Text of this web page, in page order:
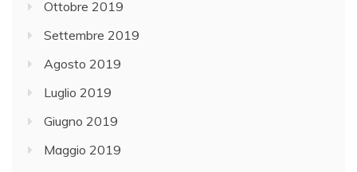
Ottobre 2019
Settembre 2019
Agosto 2019
Luglio 2019
Giugno 2019
Maggio 2019